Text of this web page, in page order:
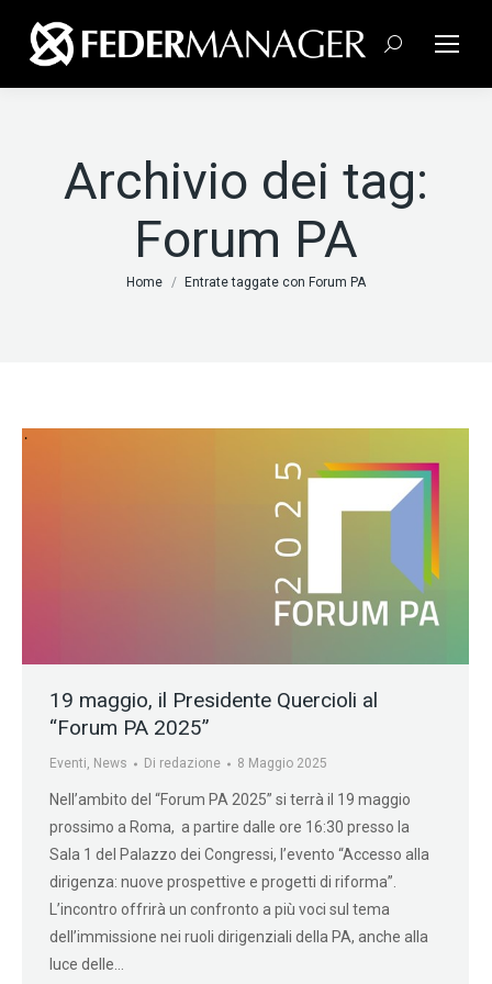
Cerca:
Archivio dei tag:
Forum PA
Tu sei qui:
Home Entrate taggate con Forum PA
19 maggio, il Presidente Quercioli al
“Forum PA 2025”
Eventi, News Di redazione 8 Maggio 2025
Nell’ambito del “Forum PA 2025” si terrà il 19 maggio
prossimo a Roma, a partire dalle ore 16:30 presso la
Sala 1 del Palazzo dei Congressi, l’evento “Accesso alla
dirigenza: nuove prospettive e progetti di riforma”.
L’incontro offrirà un confronto a più voci sul tema
dell’immissione nei ruoli dirigenziali della PA, anche alla
luce delle…